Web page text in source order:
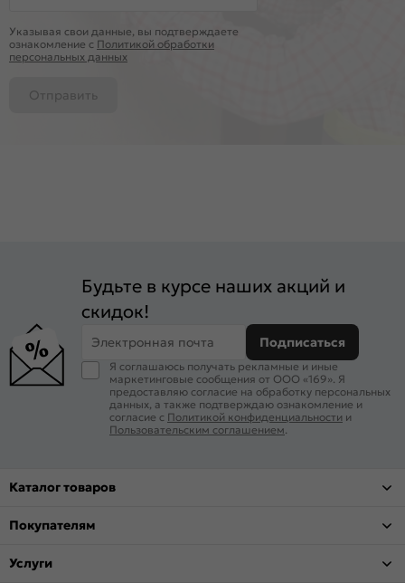
Указывая свои данные, вы подтверждаете
ознакомление c Политикой обработки
персональных данных
Отправить
Будьте в курсе наших акций и
скидок!
Электронная почта Подписаться
Я соглашаюсь получать рекламные и иные
маркетинговые сообщения от ООО «169». Я
предоставляю согласие на обработку персональных
данных, а также подтверждаю ознакомление и
согласие с Политикой конфиденциальности и
Пользовательским соглашением.
Каталог товаров
Покупателям
Услуги